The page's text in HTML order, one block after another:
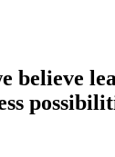
believe